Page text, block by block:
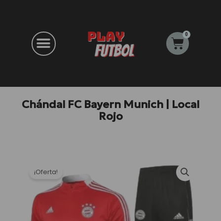
0
Carrito
Chándal FC Bayern Munich | Local
Rojo
¡Oferta!